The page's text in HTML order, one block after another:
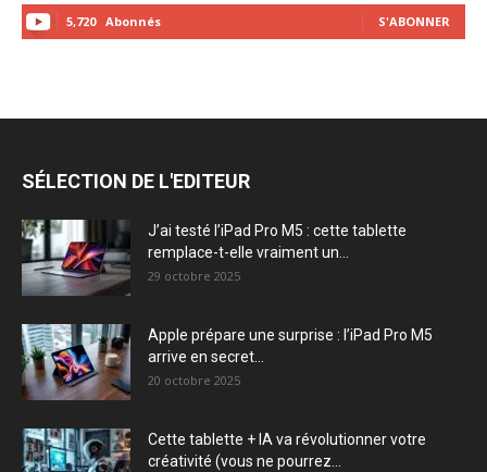
5,720 Abonnés S'ABONNER
SÉLECTION DE L'EDITEUR
J’ai testé l’iPad Pro M5 : cette tablette
remplace-t-elle vraiment un...
29 octobre 2025
Apple prépare une surprise : l’iPad Pro M5
arrive en secret...
20 octobre 2025
Cette tablette + IA va révolutionner votre
créativité (vous ne pourrez...